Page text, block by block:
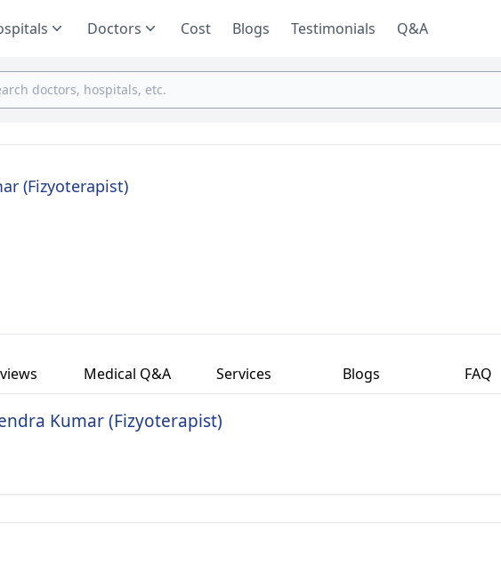
Doctors Cost Blogs Testimonials Q&A
(Fizyoterapist)
Medical Q&A Services Blogs FAQ
Kumar (Fizyoterapist)